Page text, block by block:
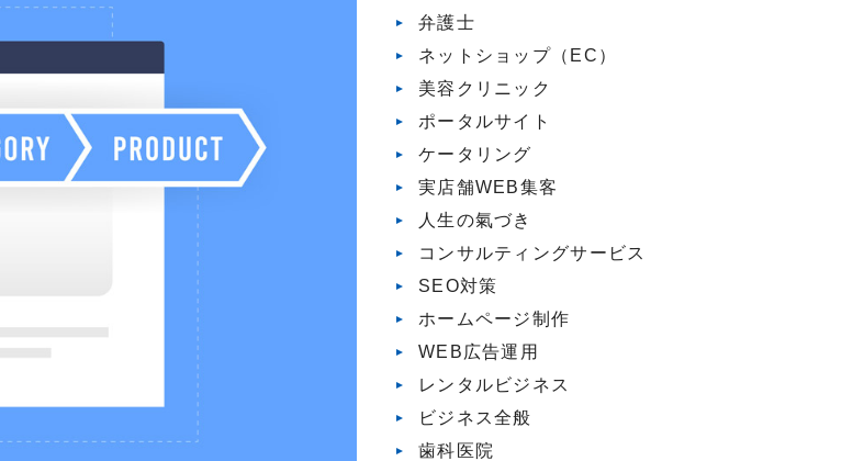
弁護士
ネットショップ（EC）
美容クリニック
ポータルサイト
ケータリング
実店舗WEB集客
人生の氣づき
コンサルティングサービス
SEO対策
ホームページ制作
WEB広告運用
レンタルビジネス
ビジネス全般
歯科医院